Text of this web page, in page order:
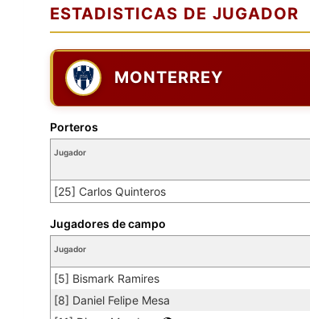
ESTADISTICAS DE JUGADOR
MONTERREY
Jugador
[25] Carlos Quinteros
Porteros
Jugador
[5] Bismark Ramires
[8] Daniel Felipe Mesa
Jugadores de campo